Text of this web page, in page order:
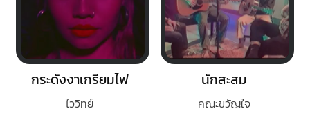
กระดังงาเกรียมไฟ
ไววิทย์
นักสะสม
คณะขวัญใจ